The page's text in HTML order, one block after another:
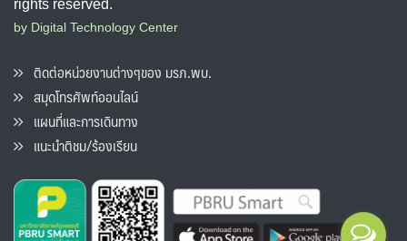
rights reserved.
by Digital Technology Center
ติดต่อหน่วยงานต่างๆของ มรภ.พบ.
สมุดโทรศัพท์ออนไลน์
แผนที่และการเดินทาง
แนะนำติชม/ร้องเรียน